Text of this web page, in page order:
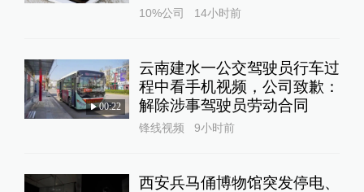
10%公司 14小时前
00:22
云南建水一公交驾驶员行车过
程中看手机视频，公司致歉：
解除涉事驾驶员劳动合同
锋线视频 9小时前
西安兵马俑博物馆突发停电、